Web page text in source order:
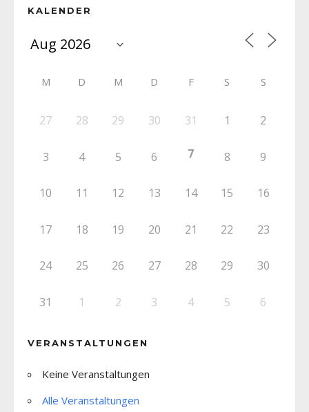
KALENDER
M D M D F S S
27 28 29 30 31 1 2
3 4 5 6 7 8 9
10 11 12 13 14 15 16
17 18 19 20 21 22 23
24 25 26 27 28 29 30
31 1 2 3 4 5 6
VERANSTALTUNGEN
Keine Veranstaltungen
Alle Veranstaltungen